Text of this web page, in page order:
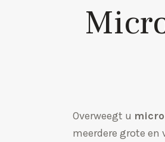
Overweegt u
meerdere grote